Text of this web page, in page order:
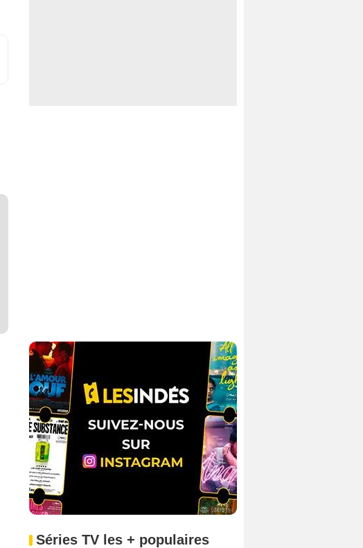
Séries TV les + populaires